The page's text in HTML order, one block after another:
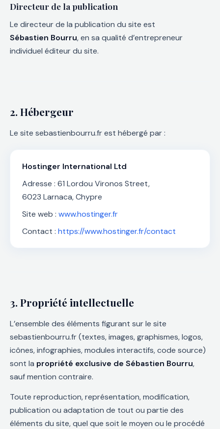
Directeur de la publication
Le directeur de la publication du site est
Sébastien Bourru, en sa qualité d’entrepreneur
individuel éditeur du site.
2. Hébergeur
Le site sebastienbourru.fr est hébergé par :
Hostinger International Ltd
Adresse : 61 Lordou Vironos Street,
6023 Larnaca, Chypre
Site web : www.hostinger.fr
Contact : https://www.hostinger.fr/contact
3. Propriété intellectuelle
L’ensemble des éléments figurant sur le site
sebastienbourru.fr (textes, images, graphismes, logos,
icônes, infographies, modules interactifs, code source)
sont la propriété exclusive de Sébastien Bourru,
sauf mention contraire.
Toute reproduction, représentation, modification,
publication ou adaptation de tout ou partie des
éléments du site, quel que soit le moyen ou le procédé